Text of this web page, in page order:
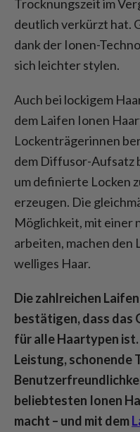
Trocknungszeit im
deutlich verkürzt hat.
dank der Ionen-
sich leichter stylen.
Auch bei lockigem
dem Laifen Ionen
Lockenträgerinnen
dem Diffusor-Aufsatz
um definierte Locken
erzeugen. Die
Möglichkeit, mit einer
arbeiten, machen den
welliges Haar.
Die zahlreichen
bestätigen, dass das
für alle Haartypen
Leistung, schonende
beliebtesten Ionen
macht – und mit dem